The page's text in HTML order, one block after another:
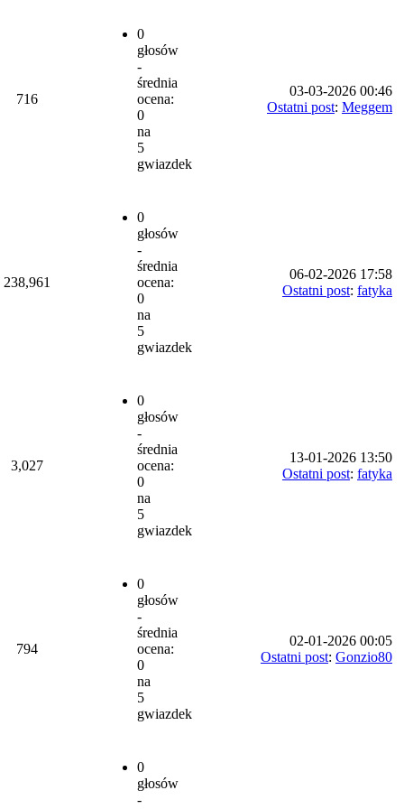
716
0
głosów
-
średnia
ocena:
0
na
5
gwiazdek
03-03-2026 00:46
Ostatni post: Meggem
238,961
0
głosów
-
średnia
ocena:
0
na
5
gwiazdek
06-02-2026 17:58
Ostatni post: fatyka
3,027
0
głosów
-
średnia
ocena:
0
na
5
gwiazdek
13-01-2026 13:50
Ostatni post: fatyka
794
0
głosów
-
średnia
ocena:
0
na
5
gwiazdek
02-01-2026 00:05
Ostatni post: Gonzio80
0
głosów
-